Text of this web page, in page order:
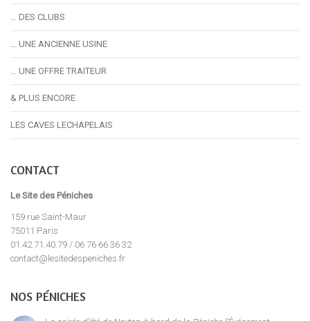
… DES CLUBS
… UNE ANCIENNE USINE
… UNE OFFRE TRAITEUR
& PLUS ENCORE
LES CAVES LECHAPELAIS
CONTACT
Le Site des Péniches
159 rue Saint-Maur
75011 Paris
01.42.71.40.79 / 06 76 66 36 32
contact@lesitedespeniches.fr
NOS PÉNICHES